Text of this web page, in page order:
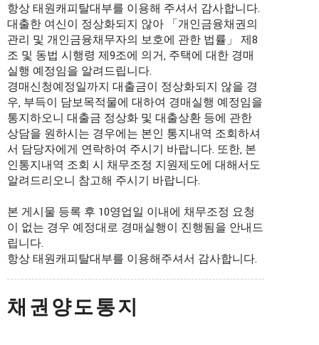
항상 태원캐피탈대부를 이용해 주셔서 감사합니다.
대출한 여신이 정상화되지 않아 「개인금융채권의
관리 및 개인금융채무자의 보호에 관한 법률」 제8
조 및 동법 시행령 제9조에 의거, 주택에 대한 경매
실행 예정임을 알려드립니다.
경매신청예정일까지 대출금이 정상화되지 않을 경
우, 부득이 담보목적물에 대하여 경매실행 예정임을
통지하오니 대출금 정상화 및 대출상환 등에 관한
상담을 원하시는 경우에는 본인 통지내역 조회하셔
서 담당자에게 연락하여 주시기 바랍니다. 또한, 본
인통지내역 조회 시 채무조정 지원제도에 대해서도
알려드리오니 참고해 주시기 바랍니다.
본 게시물 등록 후 10영업일 이내에 채무조정 요청
이 없는 경우 예정대로 경매실행이 진행됨을 안내드
립니다.
항상 태원캐피탈대부를 이용해주셔서 감사합니다.
채권양도통지